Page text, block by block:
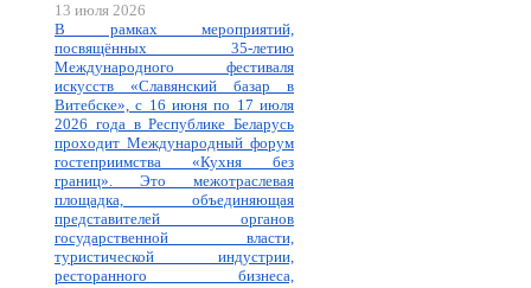
13 июля 2026
В рамках мероприятий,
посвящённых 35-летию
Международного фестиваля
искусств «Славянский базар в
Витебске», с 16 июня по 17 июля
2026 года в Республике Беларусь
проходит Международный форум
гостеприимства «Кухня без
границ». Это межотраслевая
площадка, объединяющая
представителей органов
государственной власти,
туристической индустрии,
ресторанного бизнеса,